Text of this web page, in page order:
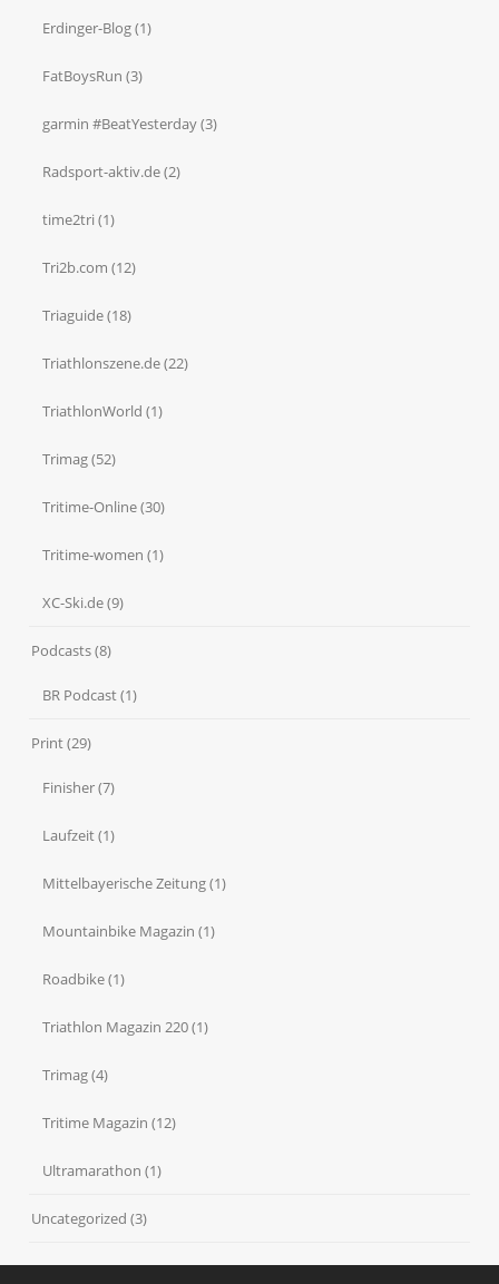
Erdinger-Blog(1)
FatBoysRun (3)
garmin #BeatYesterday(3)
Radsport-aktiv.de(2)
time2tri (1)
Tri2b.com (12)
Triaguide(18)
Triathlonszene.de(22)
TriathlonWorld (1)
Trimag(52)
Tritime-Online(30)
Tritime-women (1)
XC-Ski.de(9)
Podcasts(8)
BR Podcast(1)
Print(29)
Finisher(7)
Laufzeit(1)
Mittelbayerische Zeitung(1)
Mountainbike Magazin (1)
Roadbike(1)
Triathlon Magazin 220(1)
Trimag(4)
Tritime Magazin (12)
Ultramarathon (1)
Uncategorized (3)